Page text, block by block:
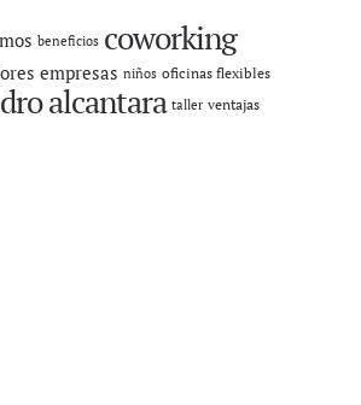
beneficios coworking
empresas niños oficinas flexibles
alcantara taller ventajas